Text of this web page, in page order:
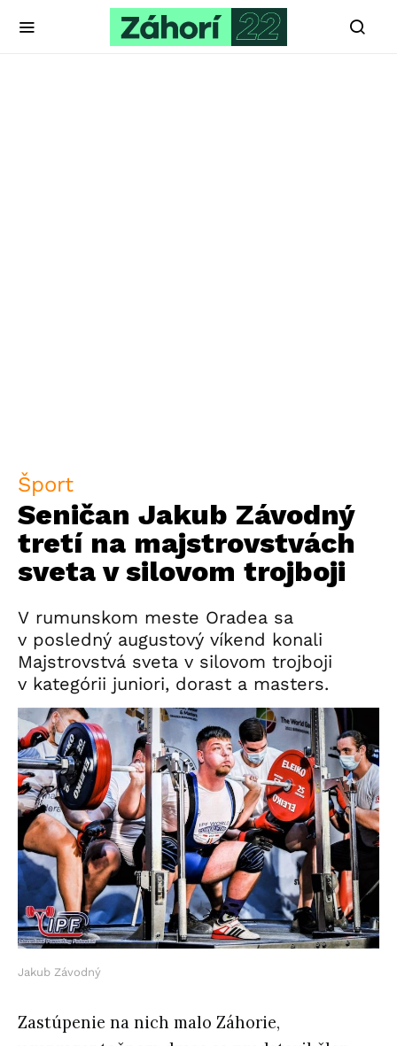
Šport
Seničan Jakub Závodný
tretí na majstrovstvách
sveta v silovom trojboji
V rumunskom meste Oradea sa
v posledný augustový víkend konali
Majstrovstvá sveta v silovom trojboji
v kategórii juniori, dorast a masters.
Jakub Závodný
Zastúpenie na nich malo Záhorie,